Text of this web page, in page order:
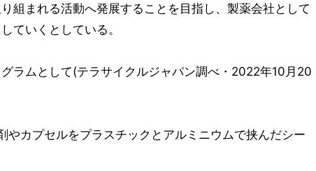
組まれる活動へ発展することを目指し、製薬会社として
ていくとしている。
ラムとして(テラサイクルジャパン調べ・2022年10月20
カプセルをプラスチックとアルミニウムで挟んだシー